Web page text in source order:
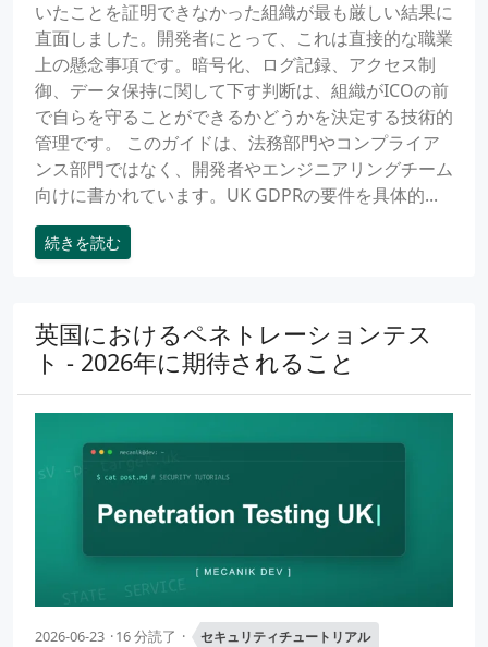
いたことを証明できなかった組織が最も厳しい結果に
直面しました。開発者にとって、これは直接的な職業
上の懸念事項です。暗号化、ログ記録、アクセス制
御、データ保持に関して下す判断は、組織がICOの前
で自らを守ることができるかどうかを決定する技術的
管理です。 このガイドは、法務部門やコンプライア
ンス部門ではなく、開発者やエンジニアリングチーム
向けに書かれています。UK GDPRの要件を具体的...
続きを読む
英国におけるペネトレーションテス
ト - 2026年に期待されること
2026-06-23 16 分読了 セキュリティチュートリアル